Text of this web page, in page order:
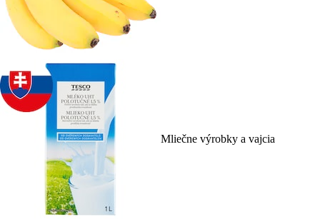
Mliečne výrobky a vajcia